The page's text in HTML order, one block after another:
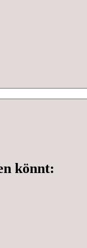
könnt: